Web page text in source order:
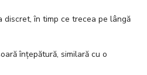
în timp ce trecea pe lângă
înțepătură, similară cu o